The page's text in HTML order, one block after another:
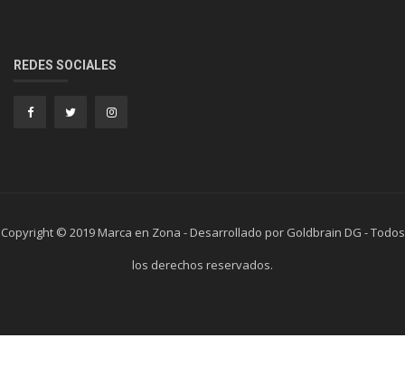
REDES SOCIALES
Copyright © 2019 Marca en Zona - Desarrollado por Goldbrain DG - Todos
los derechos reservados.